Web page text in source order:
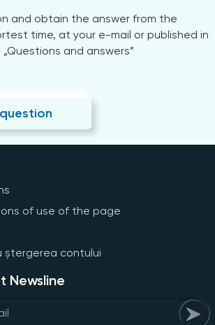
and obtain the answer from the
time, at your e-mail or published in
and answers”
of use of the page
ștergerea contului
Newsline